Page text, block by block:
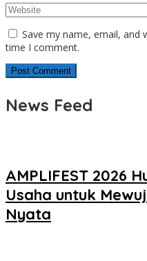
Save my name, email, and
time I comment.
News Feed
AMPLIFEST 2026
Usaha untuk
Nyata